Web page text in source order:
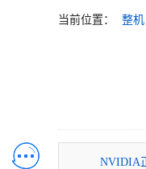
当前位置： 整机
NVIDIA